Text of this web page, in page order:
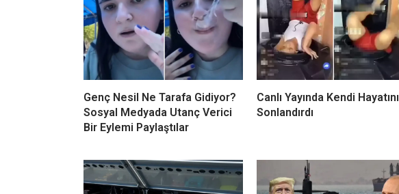
Genç Nesil Ne Tarafa Gidiyor?
Sosyal Medyada Utanç Verici
Bir Eylemi Paylaştılar
Canlı Yayında Kendi Hayatını
Sonlandırdı